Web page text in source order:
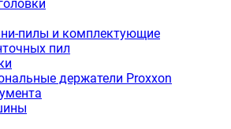
пилы и комплектующие
пил
держатели Proxxon